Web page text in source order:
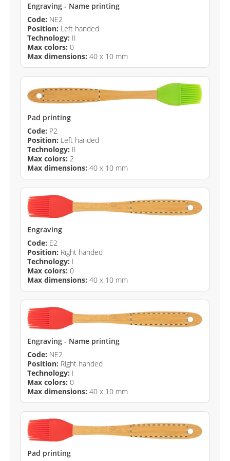
Engraving - Name printing
Code: NE2
Position: Left handed
Technology: II
Max colors: 0
Max dimensions: 40 x 10 mm
Pad printing
Code: P2
Position: Left handed
Technology: II
Max colors: 2
Max dimensions: 40 x 10 mm
Engraving
Code: E2
Position: Right handed
Technology: I
Max colors: 0
Max dimensions: 40 x 10 mm
Engraving - Name printing
Code: NE2
Position: Right handed
Technology: I
Max colors: 0
Max dimensions: 40 x 10 mm
Pad printing